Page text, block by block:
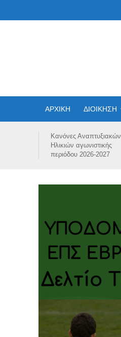
ΑΡΧΙΚΗ ΔΙΟΙΚΗΣΗ
Κανόνες Αναπτυξιακών
Ηλικιών αγωνιστικής
περιόδου 2026-2027